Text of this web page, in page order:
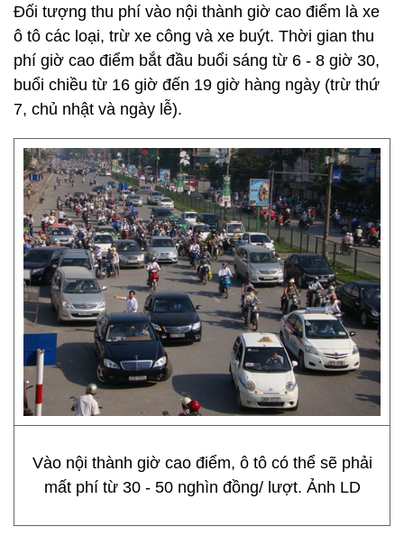
Đối tượng thu phí vào nội thành giờ cao điểm là xe
ô tô các loại, trừ xe công và xe buýt. Thời gian thu
phí giờ cao điểm bắt đầu buổi sáng từ 6 - 8 giờ 30,
buổi chiều từ 16 giờ đến 19 giờ hàng ngày (trừ thứ
7, chủ nhật và ngày lễ).
Vào nội thành giờ cao điểm, ô tô có thể sẽ phải
mất phí từ 30 - 50 nghìn đồng/ lượt. Ảnh LD